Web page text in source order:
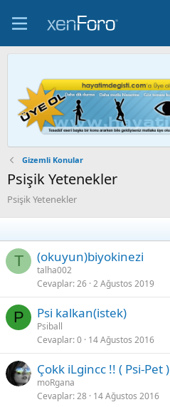
Gizemli Konular
Psişik Yetenekler
Psişik Yetenekler
T (okuyun)biyokinezi
talha002
Cevaplar 26 2 Ağustos 2019
P Psi kalkan(istek)
Psiball
Cevaplar 0 14 Ağustos 2016
Çokk iLgincc !! ( Psi-Pet )
moRgana
Cevaplar 28 14 Ağustos 2016